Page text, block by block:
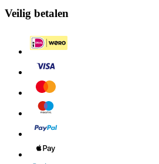
Veilig betalen